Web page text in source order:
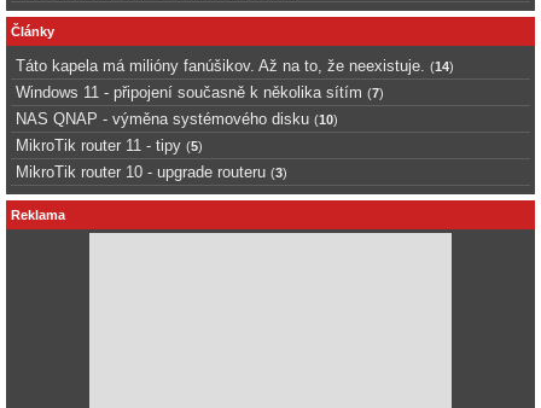
Články
Táto kapela má milióny fanúšikov. Až na to, že neexistuje. (14)
Windows 11 - připojení současně k několika sítím (7)
NAS QNAP - výměna systémového disku (10)
MikroTik router 11 - tipy (5)
MikroTik router 10 - upgrade routeru (3)
Reklama